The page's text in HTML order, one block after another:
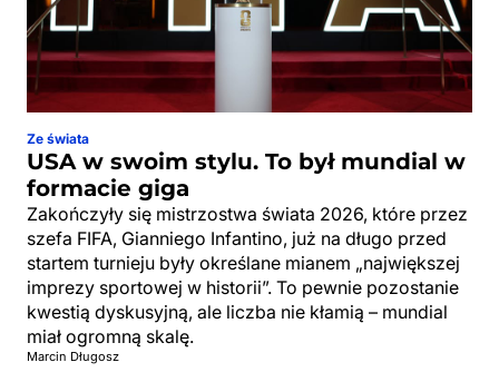
Ze świata
USA w swoim stylu. To był mundial w
formacie giga
Zakończyły się mistrzostwa świata 2026, które przez
szefa FIFA, Gianniego Infantino, już na długo przed
startem turnieju były określane mianem „największej
imprezy sportowej w historii”. To pewnie pozostanie
kwestią dyskusyjną, ale liczba nie kłamią – mundial
miał ogromną skalę.
Marcin Długosz